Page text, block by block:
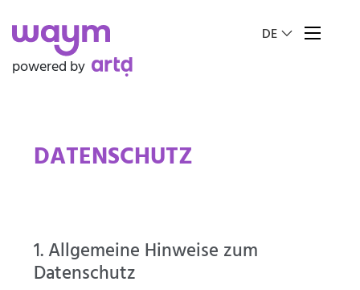
powered by
Sprache
DE
DATENSCHUTZ
1. Allgemeine Hinweise zum
Datenschutz